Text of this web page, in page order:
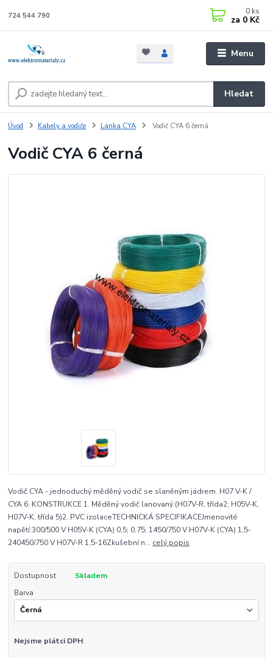
Menu
Hledat
724 544 790 0 ks
za 0 Kč
Úvod Kabely a vodiče Lanka CYA Vodič CYA 6 černá
Vodič CYA 6 černá
Vodič CYA - jednoduchý měděný vodič se slaněným jádrem. H07 V-K /
CYA 6. KONSTRUKCE 1. Měděný vodič lanovaný (H07V-R, třída2; H05V-K,
H07V-K, třída 5)2. PVC izolaceTECHNICKÁ SPECIFIKACEJmenovité
napětí:300/500 V H05V-K (CYA) 0,5; 0,75; 1450/750 V H07V-K (CYA) 1,5-
240450/750 V H07V-R 1,5-16Zkušební n... celý popis
Dostupnost
Skladem
Barva
Nejsme plátci DPH